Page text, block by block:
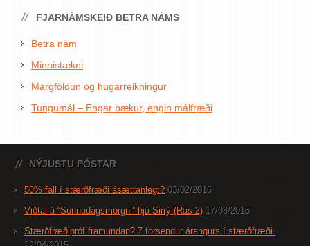
FJARNÁMSKEIÐ BETRA NÁMS
Betra nám
Minnistækni
Margföldun og hugarreikningur
Tungumál – Engar bækur, engin málfræði
NÝJUSTU PÓSTAR
50% fall í stærðfræði ásættanlegt? 03/02/2016
Viðtal á “Sunnudagsmorgni” hjá Sirrý (Rás 2) 17/08/2015
Stærðfræðipróf framundan? 7 forsendur árangurs í stærðfræði.